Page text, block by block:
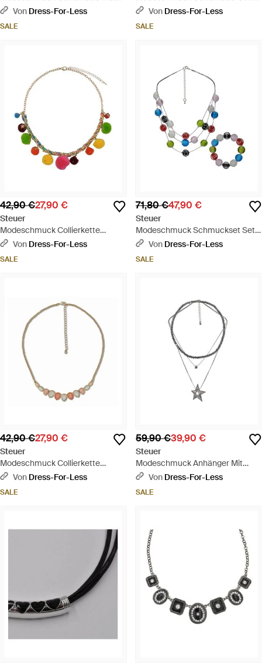
Collier Goldfarben Mit
Von Dress-For-Less
SALE
Mit Perlen - Mettallic
Von Dress-For-Less
SALE
42,90 €27,90 €
Steuer
Modeschmuck Collierkette
Metallcollier Goldf. Mit Bunten
Von Dress-For-Less
SALE
71,80 €47,90 €
Steuer
Modeschmuck Schmuckset Set
Aus Collier Und Armband Mit
Von Dress-For-Less
SALE
42,90 €27,90 €
Steuer
Modeschmuck Collierkette
Schlichtes Collier Mit
Von Dress-For-Less
SALE
59,90 €39,90 €
Steuer
Modeschmuck Anhänger Mit
Kette Set Collier Mit Glasperlen
- Mettallic
Von Dress-For-Less
SALE